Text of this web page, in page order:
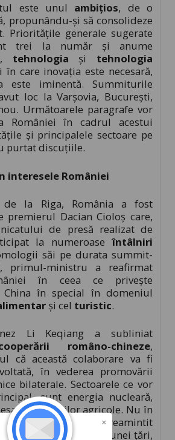
este unul ambițios, de o
propunându-și să consolideze
Prioritățile generale sugerate
trei la număr și anume
, tehnologia și tehnologia
în care inovația este necesară,
este iminentă. Summiturile
loc la Varșovia, București,
Următoarele paragrafe vor
României în cadrul acestui
și principalele sectoare pe
purtat discuțiile.
interesele României
la Riga, România a fost
premierul Dacian Cioloș care,
de presă realizat de
la numeroaseîntâlniri
săi pe durata summit-
primul-ministru a reafirmat
în ceea ce privește
China în special în domeniul
și cel turistic.
Li Keqiang a subliniat
româno-chineze,
că această colaborare va fi
în vederea promovării
bilaterale. Sectoarele ce vor
sunt energia nucleară,
bunurilor agricole. Nu în
chinez a reamintit
în dezvoltarea unei țări,